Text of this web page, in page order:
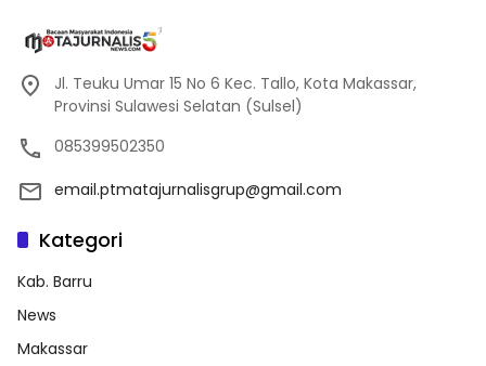
Jl. Teuku Umar 15 No 6 Kec. Tallo, Kota Makassar,
Provinsi Sulawesi Selatan (Sulsel)
085399502350
email.ptmatajurnalisgrup@gmail.com
Kategori
Kab. Barru
News
Makassar